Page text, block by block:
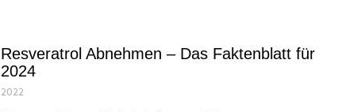
Resveratrol Abnehmen – Das Faktenblatt für
2024
2022